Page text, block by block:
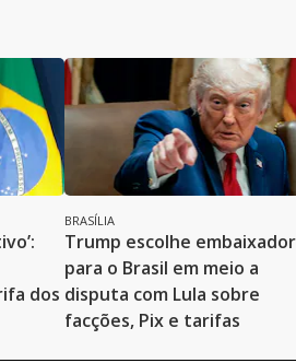
dos
BRASÍLIA
Trump escolhe embaixador
para o Brasil em meio a
disputa com Lula sobre
facções, Pix e tarifas